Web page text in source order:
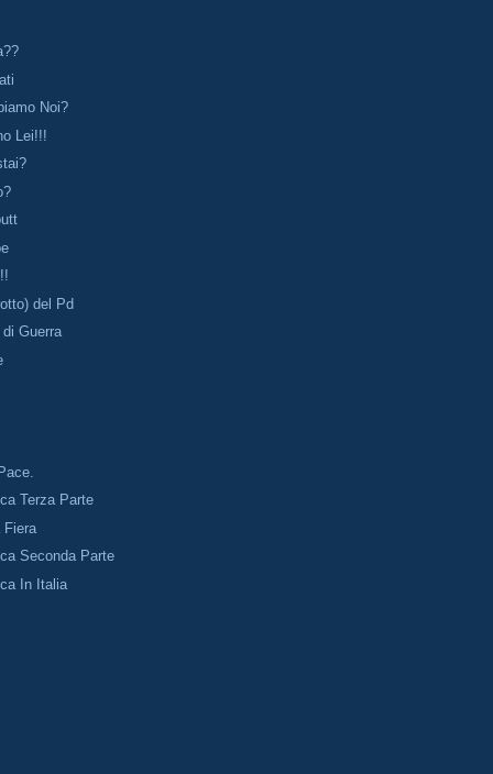
Noi?
Lei!!!
del Pd
Guerra
Terza Parte
Fiera
Seconda Parte
In Italia